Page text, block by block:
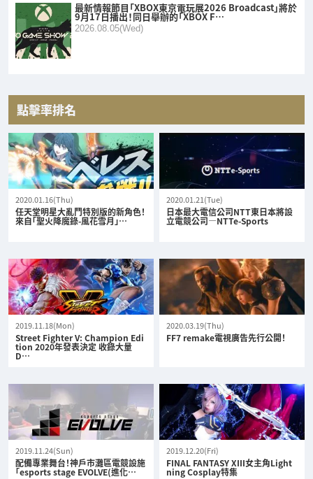
最新情報節目「XBOX東京電玩展2026 Broadcast」將於
9月17日播出！同日舉辦的「XBOX F…
2026.08.05(Wed)
點擊率排名
2020.01.16(Thu)
任天堂明星大亂鬥特別版的新角色！
來自「聖火降魔錄-風花雪月」…
2020.01.21(Tue)
日本最大電信公司NTT東日本將設
立電競公司—NTTe-Sports
2019.11.18(Mon)
Street Fighter V: Champion Edi
tion 2020年發表決定 收錄大量
D…
2020.03.19(Thu)
FF7 remake電視廣告先行公開！
2019.11.24(Sun)
配備專業舞台！神戶市灘區電競設施
「esports stage EVOLVE(進化…
2019.12.20(Fri)
FINAL FANTASY XIII女主角Light
ning Cosplay特集